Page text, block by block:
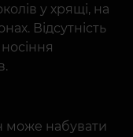
у хрящі, на
Відсутність
може набувати